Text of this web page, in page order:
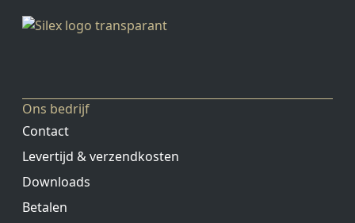
Ons bedrijf
Contact
Levertijd & verzendkosten
Downloads
Betalen